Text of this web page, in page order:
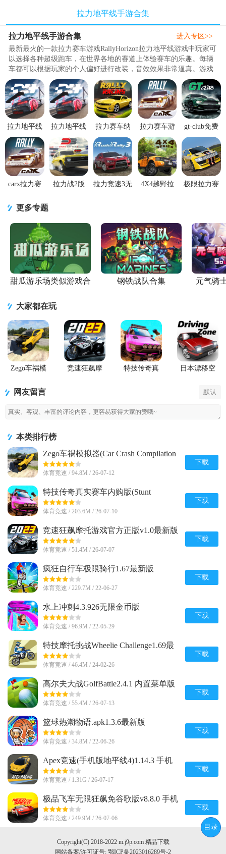
拉力地平线手游合集
拉力地平线手游合集
最新最火的一款拉力赛车游戏RallyHorizon拉力地平线游戏中玩家可
以选择各种超级跑车，在世界各地的赛道上体验赛车的乐趣。每辆
车都可以根据玩家的个人偏好进行改装，音效效果非常逼真。游戏
中有多种环境和道路供玩家选择，玩家可以驾驶赛车全速行驶，漂
移甚至开越野车在泥泞的路上探险。在特技模式下，玩家可以尽情
释放灵感，让自己的赛车在比赛中获得更多的分数。游戏中的挑战
非常丰富，玩家可以在多个地图上参加派对..
进入专区>>
拉力地平线
修改版(Rally
Horizon)v2.5.15
安卓最新版
拉力地平线
游戏官方安
卓版v2.5.15
最新版
拉力赛车纳
斯卡游戏无
限金币0.4.2
最新版
拉力赛车游
戏CarX
Rally最新版
18601 安卓
版
gt-club免费
版.apk1.14.29
最新版
carx拉力赛
26102 最新
拉力战2版
拉力竞速3无
4X4越野拉
极限拉力赛
币版
更多专题
甜瓜游乐场类似游戏合
钢铁战队合集 元气骑
大家都在玩
Zego车祸模
Compilation
单
竞速狂飙摩
特技传奇真
日本漂移空
网友留言 默认
本类排行榜
Zego车祸模拟器(Car Crash Compilation
Game)内置菜单1.9 安卓修改版
体育竞速 / 94.8M / 26-07-12
下载
特技传奇真实赛车内购版(Stunt
Legends)v8 安卓免付费版
体育竞速 / 203.6M / 26-07-10
下载
竞速狂飙摩托游戏官方正版v1.0最新版
体育竞速 / 51.4M / 26-07-07
下载
疯狂自行车极限骑行1.67最新版
体育竞速 / 229.7M / 22-06-27
下载
水上冲刺4.3.926无限金币版
体育竞速 / 96.9M / 22-05-29
下载
特技摩托挑战Wheelie Challenge1.69最
新版安卓版
体育竞速 / 46.4M / 24-02-26
下载
高尔夫大战GolfBattle2.4.1 内置菜单版
体育竞速 / 55.4M / 26-07-13
下载
篮球热潮物语.apk1.3.6最新版
体育竞速 / 34.8M / 22-06-26
下载
Apex竞速(手机版地平线4)1.14.3 手机
版免登录
体育竞速 / 1.31G / 26-07-17
下载
极品飞车无限狂飙免谷歌版v8.8.0 手机
版
体育竞速 / 249.9M / 26-07-06
下载
Copyright(C) 2018-2022 m.j9p.com 精品下载
网站备案/许可证号: 鄂ICP备2023016289号-2
目录